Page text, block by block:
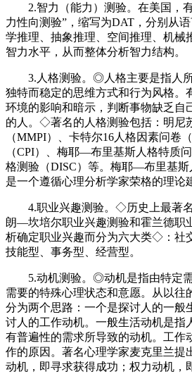
2.智力（能力）测验。在美国，有
力性向测验”，缩写为DAT，分别从
学推理、抽象推理、空间推理、机械
智力水平，从而整体分析智力结构。
3.人格测验。◎人格主要是指人所
独特而稳定的思维方式和行为风格。
环境的影响和暗示，判断事物缺乏自
的人。◇著名的人格测验包括：明尼
（MMPI）、卡特尔16人格因素问卷
（CPI）、梅耶—布里基斯人格特质
格测验（DISC）等。梅耶—布里基斯
是一个遵循心理分析学家荣格的理论
4.职业兴趣测验。◇历史上最著名
朗—坎培尔职业兴趣测验和霍兰德职
析确定职业兴趣而分为六大类◇：社
技能型、事务型、经营型。
5.动机测验。◎动机是指由特定需
需要的特殊心理状态和意愿。从以往
分为两个思路：一个是探讨人的一般
讨人的工作动机。一般生活动机是指
有普遍性的需求所导致的动机。工作
作的原因。著名心理学家麦克里兰提
动机，即寻求获得成功；权力动机，